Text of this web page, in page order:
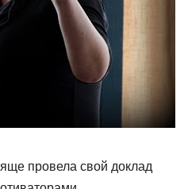
провела свой доклад